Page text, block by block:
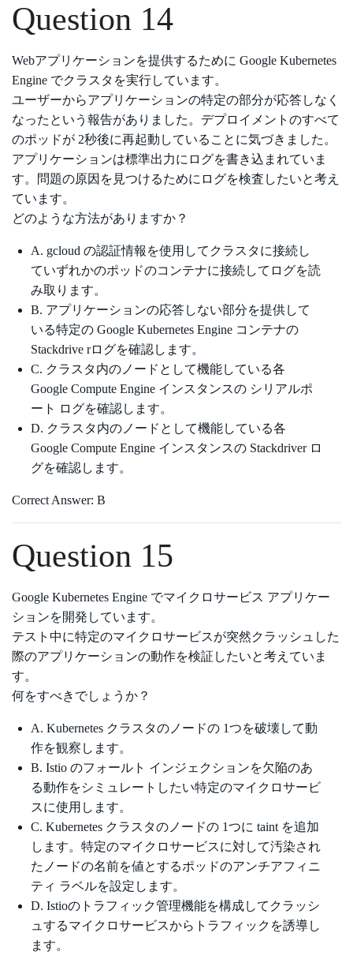
Question 14
Webアプリケーションを提供するために Google Kubernetes
Engine でクラスタを実行しています。
ユーザーからアプリケーションの特定の部分が応答しなく
なったという報告がありました。デプロイメントのすべて
のポッドが 2秒後に再起動していることに気づきました。
アプリケーションは標準出力にログを書き込まれていま
す。問題の原因を見つけるためにログを検査したいと考え
ています。
どのような方法がありますか？
A. gcloud の認証情報を使用してクラスタに接続し
ていずれかのポッドのコンテナに接続してログを読
み取ります。
B. アプリケーションの応答しない部分を提供して
いる特定の Google Kubernetes Engine コンテナの
Stackdrive rログを確認します。
C. クラスタ内のノードとして機能している各
Google Compute Engine インスタンスの シリアルポ
ート ログを確認します。
D. クラスタ内のノードとして機能している各
Google Compute Engine インスタンスの Stackdriver ロ
グを確認します。
Correct Answer: B
Question 15
Google Kubernetes Engine でマイクロサービス アプリケー
ションを開発しています。
テスト中に特定のマイクロサービスが突然クラッシュした
際のアプリケーションの動作を検証したいと考えていま
す。
何をすべきでしょうか？
A. Kubernetes クラスタのノードの 1つを破壊して動
作を観察します。
B. Istio のフォールト インジェクションを欠陥のあ
る動作をシミュレートしたい特定のマイクロサービ
スに使用します。
C. Kubernetes クラスタのノードの 1つに taint を追加
します。特定のマイクロサービスに対して汚染され
たノードの名前を値とするポッドのアンチアフィニ
ティ ラベルを設定します。
D. Istioのトラフィック管理機能を構成してクラッシ
ュするマイクロサービスからトラフィックを誘導し
ます。